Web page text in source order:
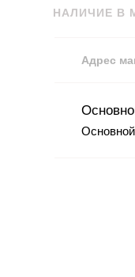
НАЛИЧИЕ В
Адрес
Основной